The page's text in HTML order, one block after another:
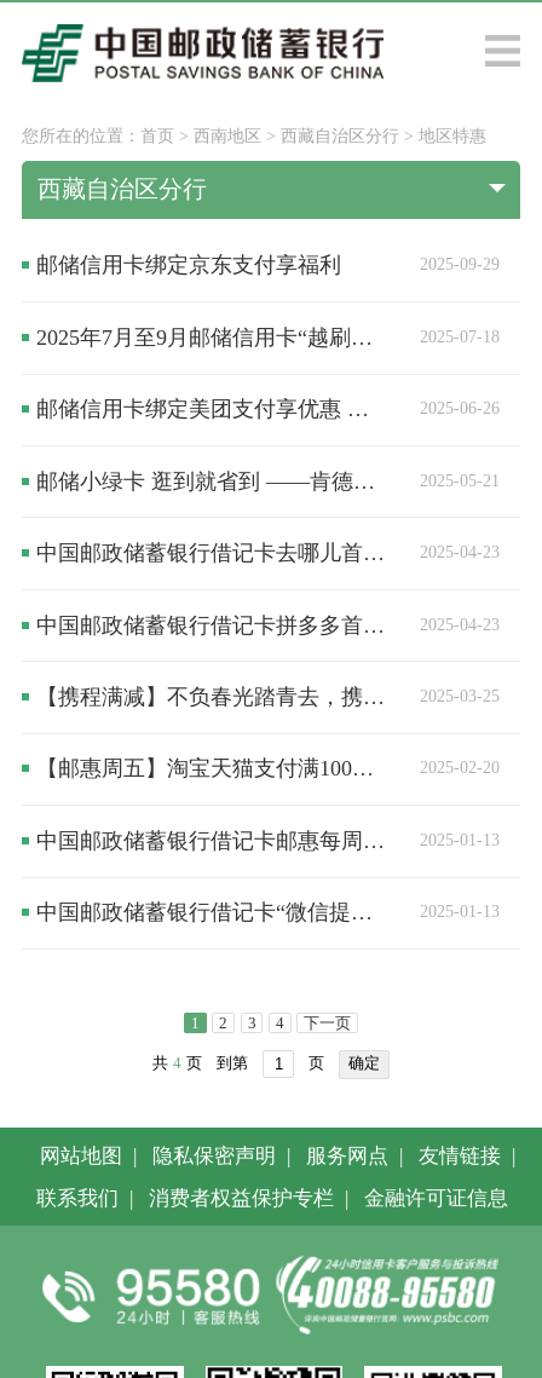
您所在的位置： 首页> 西南地区 > 西藏自治区分行> 地区特惠
西藏自治区分行
2025-09-29
邮储信用卡绑定京东支付享福利
2025-07-18
2025年7月至9月邮储信用卡“越刷越精彩，万元享好礼”大额达标营销活动
2025-06-26
邮储信用卡绑定美团支付享优惠 最高66元
2025-05-21
邮储小绿卡 逛到就省到 ——肯德基狂欢季，天天刷天天减，最高享免单！
2025-04-23
中国邮政储蓄银行借记卡去哪儿首绑立减5元活动细则
2025-04-23
中国邮政储蓄银行借记卡拼多多首绑立减5元活动细则
2025-03-25
【携程满减】不负春光踏青去，携程至高满减100元！
2025-02-20
【邮惠周五】淘宝天猫支付满100元立减5元！
2025-01-13
中国邮政储蓄银行借记卡邮惠每周五-淘宝天猫满100减5活动细则
2025-01-13
中国邮政储蓄银行借记卡“微信提现有福利” 活动细则
1 2 3 4 下一页
共 4 页 到第 页 确定
网站地图 | 隐私保密声明 | 服务网点 | 友情链接 |
联系我们 | 消费者权益保护专栏 | 金融许可证信息